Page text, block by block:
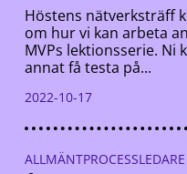
Höstens nätverksträff
om hur vi kan arbeta
MVPs lektionsserie. Ni
annat få testa på...
2022-10-17
ALLMÄNTPROCESSLEDARE